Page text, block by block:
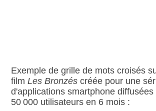
Exemple de grille de mots croisés
filmLes Bronzés créée pour une
d'applications smartphone
50 000 utilisateurs en 6 mois :